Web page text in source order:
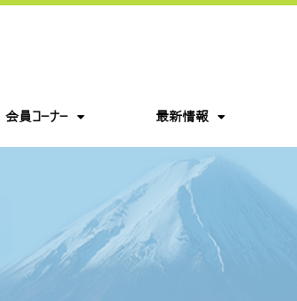
会員コーナー 最新情報